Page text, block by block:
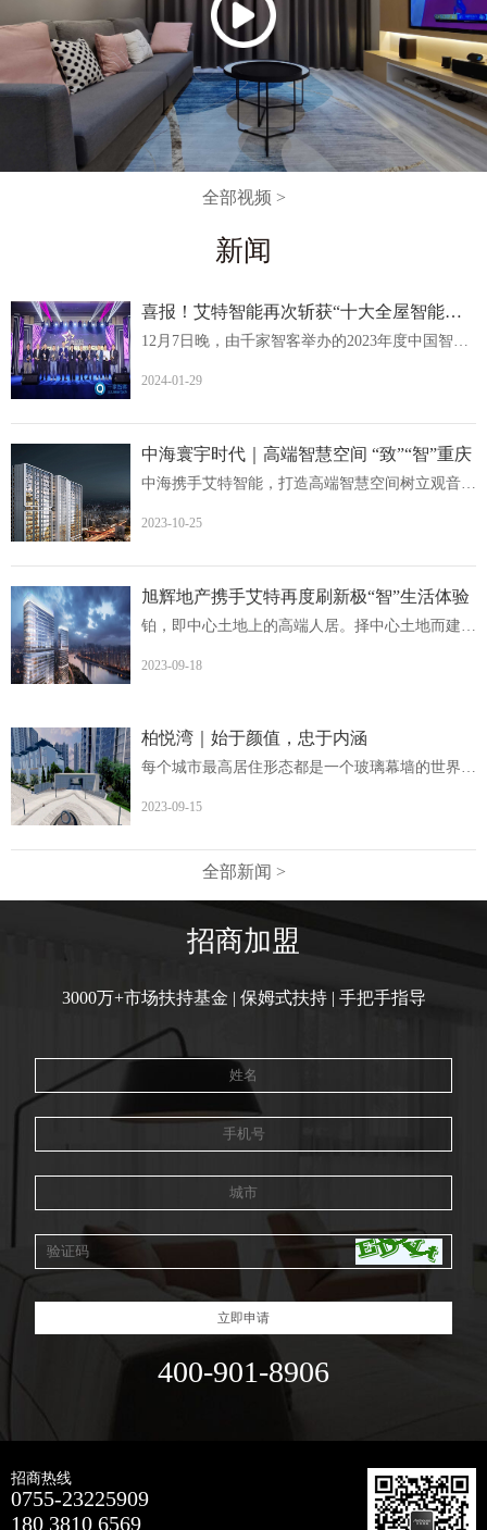
全部视频 >
新闻
喜报！艾特智能再次斩获“十大全屋智能家居品牌
2024-01-29
中海寰宇时代｜高端智慧空间 “致”“智”重庆
2023-10-25
旭辉地产携手艾特再度刷新极“智”生活体验
2023-09-18
柏悦湾｜始于颜值，忠于内涵
2023-09-15
全部新闻 >
招商加盟
3000万+市场扶持基金 | 保姆式扶持 | 手把手指导
立即申请
400-901-8906
招商热线
0755-23225909
180 3810 6569